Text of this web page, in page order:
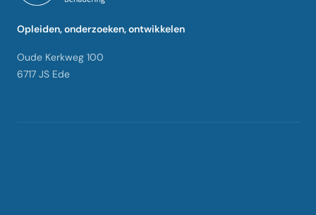
Opleiden, onderzoeken, ontwikkelen
Oude Kerkweg 100
6717 JS Ede